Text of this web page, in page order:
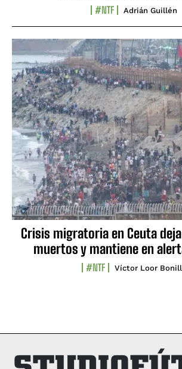
#NTF Adrián Guillén
Crisis migratoria en Ceuta
muertos y mantiene en
#NTF Víctor Loor